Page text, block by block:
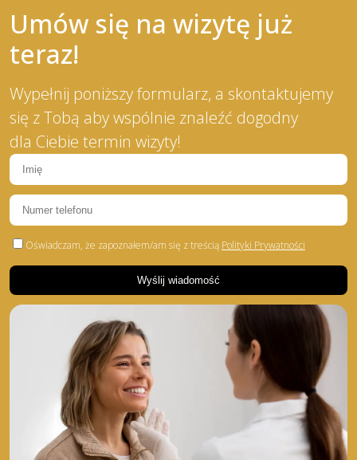
Umów się na wizytę już
teraz!
Wypełnij poniższy formularz, a skontaktujemy
się z Tobą aby wspólnie znaleźć dogodny
dla Ciebie termin wizyty!
Oświadczam, że zapoznałem/am się z treścią Polityki Prywatności